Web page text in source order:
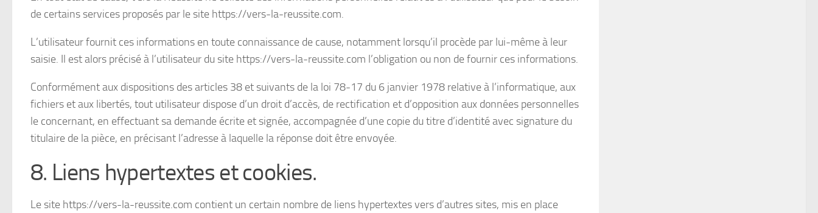
de certains services proposés par le site https://vers-la-reussite.com.
L’utilisateur fournit ces informations en toute connaissance de cause, notamment lorsqu’il procède par lui-même à leur
saisie. Il est alors précisé à l’utilisateur du site https://vers-la-reussite.com l’obligation ou non de fournir ces informations.
Conformément aux dispositions des articles 38 et suivants de la loi 78-17 du 6 janvier 1978 relative à l’informatique, aux
fichiers et aux libertés, tout utilisateur dispose d’un droit d’accès, de rectification et d’opposition aux données personnelles
le concernant, en effectuant sa demande écrite et signée, accompagnée d’une copie du titre d’identité avec signature du
titulaire de la pièce, en précisant l’adresse à laquelle la réponse doit être envoyée.
8. Liens hypertextes et cookies.
Le site https://vers-la-reussite.com contient un certain nombre de liens hypertextes vers d’autres sites, mis en place